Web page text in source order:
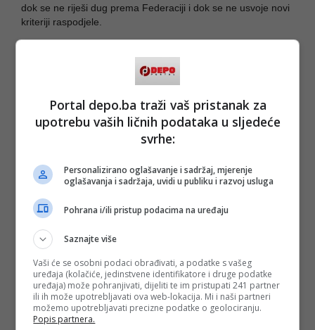
dok se ne riješi dug prema Federaciji i dok se ne usvoje novi
kriteriji raspodjele.
Umjesto toga, sve je ostavljeno za kraj, a onda je preko
nadoknaditi ono što je ranije politički propušteno.
I upravo tu dolazimo do ključne lekcije ove priče.
Trojka je u Federaciji Bosne i Hercegovine i posebno u
Kantonu Sarajevo pokazala da zna upravljati sistemima
stabilizacija i moderniji pristup upravljanju. Sarajevo danas,
sviđalo se to nekome ili ne, izgleda ozbiljnije, uređenije i
funkcionalnije nego prije 5-10 godina. Federacija također,
bez obzira što se često nastoje kreirati apokaliptički narativi.
To su činjenice.
Ali državna politika je viša liga.
Tu više nisu dovoljni energija, PR, reformski entuzijazam i
Portal depo.ba traži vaš pristanak za
upotrebu vaših ličnih podataka u sljedeće
svrhe:
Personalizirano oglašavanje i sadržaj, mjerenje
oglašavanja i sadržaja, uvidi u publiku i razvoj usluga
Pohrana i/ili pristup podacima na uređaju
Saznajte više
Vaši će se osobni podaci obrađivati, a podatke s vašeg
uređaja (kolačiće, jedinstvene identifikatore i druge podatke
uređaja) može pohranjivati, dijeliti te im pristupati 241 partner
ili ih može upotrebljavati ova web-lokacija. Mi i naši partneri
možemo upotrebljavati precizne podatke o geolociranju.
Popis partnera.